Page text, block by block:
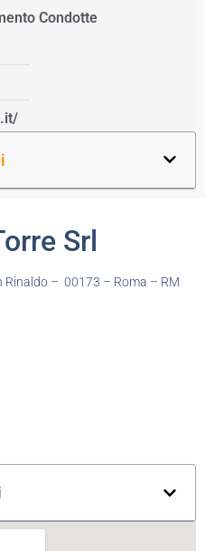
Condotte
Srl
Rinaldo – 00173 – Roma – RM